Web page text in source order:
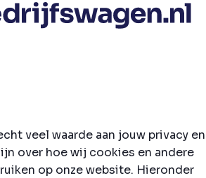
veel waarde aan jouw privacy en
over hoe wij cookies en andere
op onze website. Hieronder